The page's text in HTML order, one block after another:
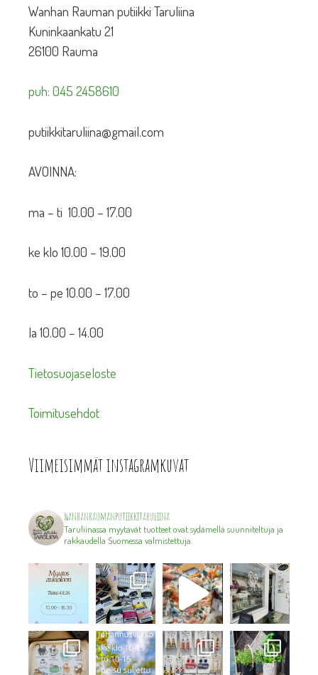
Wanhan Rauman putiikki Taruliina
Kuninkaankatu 21
26100 Rauma
puh: 045 2458610
putiikkitaruliina@gmail.com
AVOINNA:
ma – ti 10.00 – 17.00
ke klo 10.00 – 19.00
to – pe 10.00 – 17.00
la 10.00 – 14.00
Tietosuojaseloste
Toimitusehdot
Viimeisimmät instagramkuvat
wanhanraumanputiikkitaruliina
Taruliinassa myytävät tuotteet ovat sydämellä suunniteltuja ja
rakkaudella Suomessa valmistettuja.